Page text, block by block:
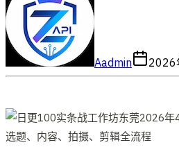
Aadmin 2026